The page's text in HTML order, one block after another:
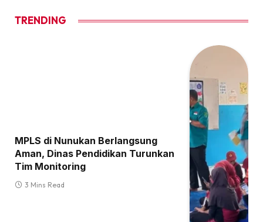
TRENDING
MPLS di Nunukan Berlangsung
Aman, Dinas Pendidikan Turunkan
Tim Monitoring
3 Mins Read